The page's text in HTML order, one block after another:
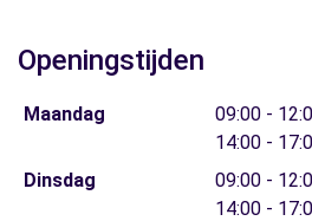
Openingstijden
Maandag
09:00 -
14:00 -
Dinsdag
09:00 -
14:00 -